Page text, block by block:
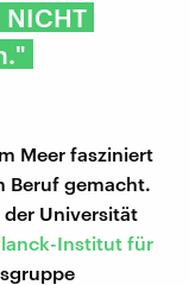
NICHT
Meer fasziniert
Beruf gemacht.
Universität
Institut für